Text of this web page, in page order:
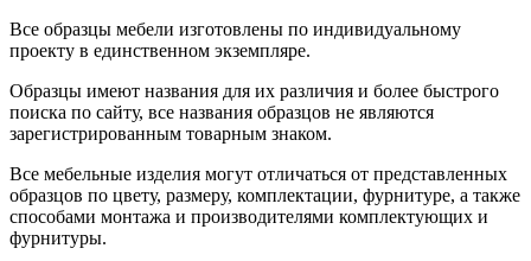
Все образцы мебели изготовлены по индивидуальному
проекту в единственном экземпляре.
Образцы имеют названия для их различия и более быстрого
поиска по сайту, все названия образцов не являются
зарегистрированным товарным знаком.
Все мебельные изделия могут отличаться от представленных
образцов по цвету, размеру, комплектации, фурнитуре, а также
способами монтажа и производителями комплектующих и
фурнитуры.